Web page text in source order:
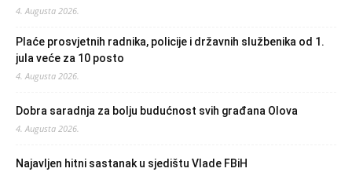
4. Augusta 2026.
Plaće prosvjetnih radnika, policije i državnih službenika od 1.
jula veće za 10 posto
4. Augusta 2026.
Dobra saradnja za bolju budućnost svih građana Olova
4. Augusta 2026.
Najavljen hitni sastanak u sjedištu Vlade FBiH